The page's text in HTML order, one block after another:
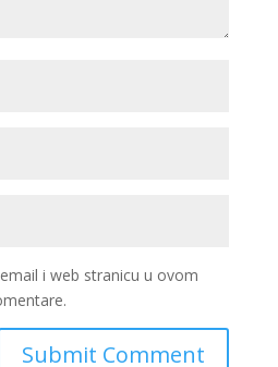
i web stranicu u ovom